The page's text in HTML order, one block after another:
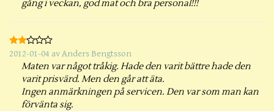
gång i veckan, god mat och bra personal!!!
2012-01-04 avAnders Bengtsson
Maten var något tråkig. Hade den varit bättre hade den
varit prisvärd. Men den går att äta.
Ingen anmärkningen på servicen. Den var som man kan
förvänta sig.